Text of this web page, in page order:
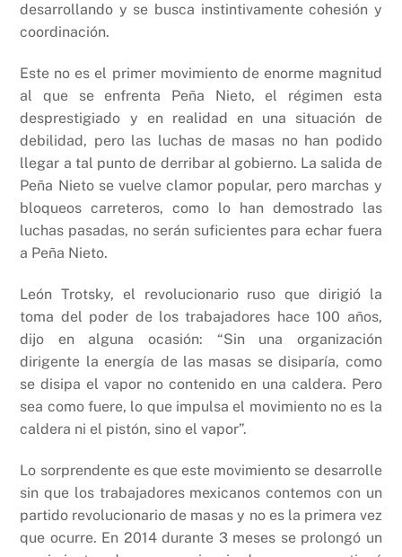
desarrollando y se busca instintivamente cohesión y
coordinación.
Este no es el primer movimiento de enorme magnitud
al que se enfrenta Peña Nieto, el régimen esta
desprestigiado y en realidad en una situación de
debilidad, pero las luchas de masas no han podido
llegar a tal punto de derribar al gobierno. La salida de
Peña Nieto se vuelve clamor popular, pero marchas y
bloqueos carreteros, como lo han demostrado las
luchas pasadas, no serán suficientes para echar fuera
a Peña Nieto.
León Trotsky, el revolucionario ruso que dirigió la
toma del poder de los trabajadores hace 100 años,
dijo en alguna ocasión: “Sin una organización
dirigente la energía de las masas se disiparía, como
se disipa el vapor no contenido en una caldera. Pero
sea como fuere, lo que impulsa el movimiento no es la
caldera ni el pistón, sino el vapor”.
Lo sorprendente es que este movimiento se desarrolle
sin que los trabajadores mexicanos contemos con un
partido revolucionario de masas y no es la primera vez
que ocurre. En 2014 durante 3 meses se prolongó un